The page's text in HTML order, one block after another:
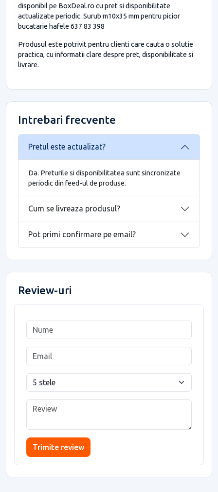
disponibil pe BoxDeal.ro cu pret si disponibilitate
actualizate periodic. Surub m10x35 mm pentru picior
bucatarie hafele 637 83 398
Produsul este potrivit pentru clienti care cauta o solutie
practica, cu informatii clare despre pret, disponibilitate si
livrare.
Intrebari frecvente
Pretul este actualizat?
Da. Preturile si disponibilitatea sunt sincronizate
periodic din feed-ul de produse.
Cum se livreaza produsul?
Pot primi confirmare pe email?
Review-uri
Trimite review